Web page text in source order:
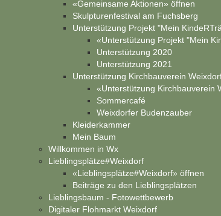
«Gemeinsame Aktionen» öffnen
Skulpturenfestival am Fuchsberg
Unterstützung Projekt "Mein
«Unterstützung Projekt "Mein
Unterstützung 2020
Unterstützung 2021
Unterstützung Kirchbauverein
«Unterstützung Kirchbauverein
Sommercafé
Weixdorfer Budenzauber
Kleiderkammer
Mein Baum
Willkommen in Wx
Lieblingsplätze#Weixdorf
«Lieblingsplätze#Weixdorf» öffnen
Beiträge zu den Lieblingsplätzen
Lieblingsbaum - Fotowettbewerb
Digitaler Flohmarkt Weixdorf